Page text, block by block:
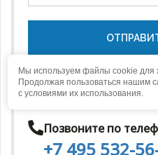
Нажимая на кнопку
правилами обработки
Позвоните по
+7 495 532-
Мы используем файлы cookie для
Продолжая пользоваться нашим
с условиями их использования.